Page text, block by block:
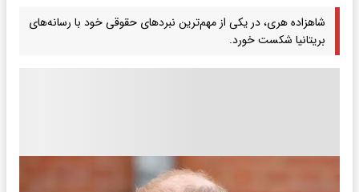
شاهزاده هری، در یکی از مهم‌ترین نبردهای حقوقی خود با رسانه‌های
بریتانیا شکست خورد.